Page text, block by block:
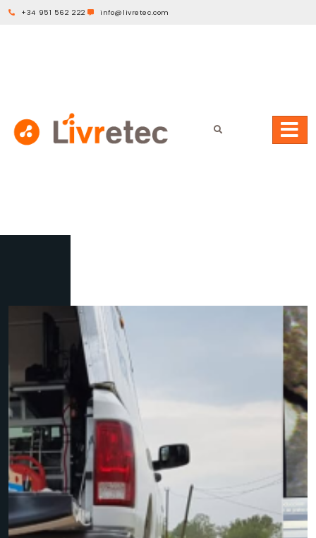
+34 951 562 222 info@livretec.com